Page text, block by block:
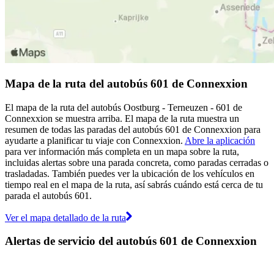
Mapa de la ruta del autobús 601 de Connexxion
El mapa de la ruta del autobús Oostburg - Terneuzen - 601 de
Connexxion se muestra arriba. El mapa de la ruta muestra un
resumen de todas las paradas del autobús 601 de Connexxion para
ayudarte a planificar tu viaje con Connexxion. Abre la aplicación
para ver información más completa en un mapa sobre la ruta,
incluidas alertas sobre una parada concreta, como paradas cerradas o
trasladadas. También puedes ver la ubicación de los vehículos en
tiempo real en el mapa de la ruta, así sabrás cuándo está cerca de tu
parada el autobús 601.
Ver el mapa detallado de la ruta
Alertas de servicio del autobús 601 de Connexxion